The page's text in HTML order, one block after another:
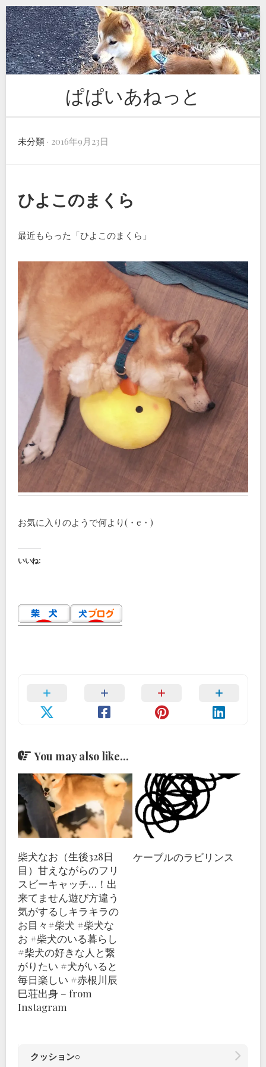
Skip
to
content
ぱぱいあねっと
未分類 · 2016年9月23日
ひよこのまくら
最近もらった「ひよこのまくら」
お気に入りのようで何より(・e・)
いいね:
You may also like...
柴犬なお（生後328日
目）甘えながらのフリ
スビーキャッチ…！出
来てません遊び方違う
気がするしキラキラの
お目々#柴犬 #柴犬な
お #柴犬のいる暮らし
#柴犬の好きな人と繋
がりたい #犬がいると
毎日楽しい #赤根川辰
巳荘出身 – from
Instagram
ケーブルのラビリンス
クッション○